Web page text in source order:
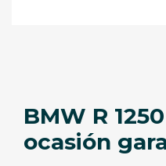
BMW R
ocasión